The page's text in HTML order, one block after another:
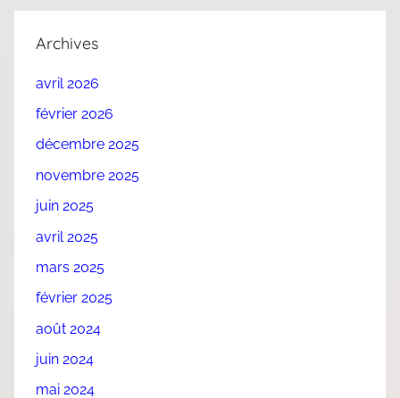
Archives
avril 2026
février 2026
décembre 2025
novembre 2025
juin 2025
avril 2025
mars 2025
février 2025
août 2024
juin 2024
mai 2024